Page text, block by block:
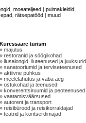
moeateljeed |pulmakleidid,
rätsepatööd muud
Kuressaare turism
» majutus
» restoranid ja söögikohad
» ilusalongid, iluteenused ja juuksurid
» sanatooriumid ja terviseteenused
» aktiivne puhkus
» meelelahutus ja vaba aeg
» ostukohad ja teenused
» konverentsiruumid ja peoteenused
» vaatamisväärsused
» autorent ja transport
» reisibürood ja reisikorraldajad
» teatrid ja kontserdimajad